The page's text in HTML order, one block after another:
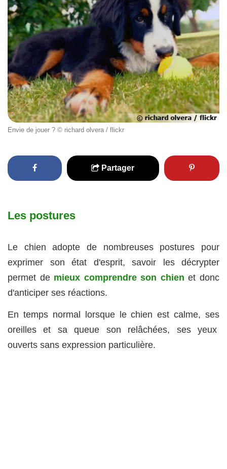
Envie de jouer ? © richard olvera / flickr
Partager
Les postures
Le chien adopte de nombreuses postures pour
exprimer son état d'esprit, savoir les décrypter
permet de mieux comprendre son chien et donc
d'anticiper ses réactions.
En temps normal lorsque le chien est calme, ses
oreilles et sa queue son relâchées, ses yeux
ouverts sans expression particulière.